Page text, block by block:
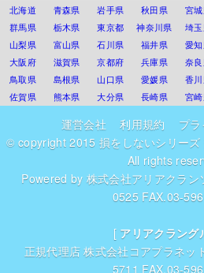
北海道 青森県 岩手県 秋田県 宮
群馬県
栃木県 東京都 神奈川県 埼
山梨県
富山県 石川県 福井県 愛
大阪府
滋賀県 京都府 兵庫県 奈
鳥取県
島根県 山口県 愛媛県 香
佐賀県
熊本県 大分県 長崎県 宮
運営会社 利用規約
プ
© copyright 2015 損をしないシリー
All rights
Powered by 株式会社アリアクラン
0525 FAX.03-
[ アリアクラング
正規代理店株式会社コアプラネッ
5711 FAX.03-